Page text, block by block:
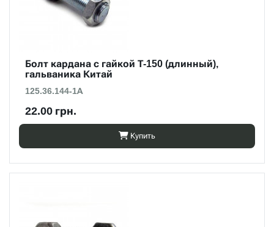
Болт кардана с гайкой Т-150 (длинный),
гальваника Китай
125.36.144-1А
22.00 грн.
Купить